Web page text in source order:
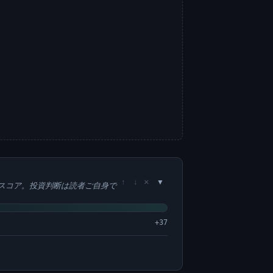
コア。投資判断は読者ご自身で ↑ ↓ ×
+37